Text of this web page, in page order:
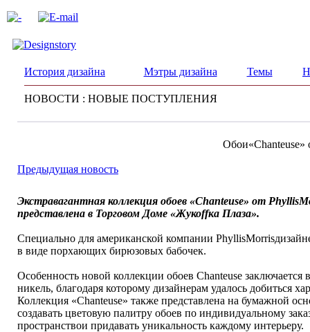
История дизайна Мэтры дизайна Темы
НОВОСТИ : НОВЫЕ ПОСТУПЛЕНИЯ
Обои«Chanteuse»
Предыдущая новость
Экстравагантная коллекция обоев «Chanteuse» от
представлена в Торговом Доме «Жукоffка Плаза».
Специально для американской компании
в виде порхающих бирюзовых бабочек.
Особенность новой коллекции обоев Chanteuse
никель, благодаря которому дизайнерам удалось добиться
Коллекция «Chanteuse» также представлена на бумажной
создавать цветовую палитру обоев по индивидуальному
пространствои придавать уникальность каждому интерьеру.